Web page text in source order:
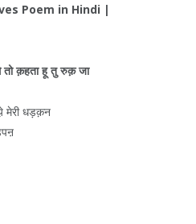
Poem in Hindi |
तो क़हता हू तु रुक़ जा
मेरी धड़क़न